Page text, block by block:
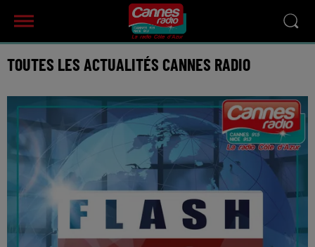
TOUTES LES ACTUALITÉS CANNES RADIO